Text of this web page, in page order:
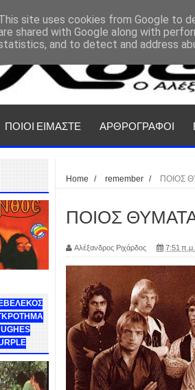
ΠΟΙΟΙ ΕΙΜΑΣΤΕ ΑΡΘΡΟΓΡΑΦΟΙ
Home / remember / ΠΟΙΟΣ
ΠΟΙΟΣ ΘΥΜΑΤΑΙ
Αλέξανδρος Ριχάρδος 7:51 π.μ.
site uses cookies from Google to
shared with Google along with
and to detect and address